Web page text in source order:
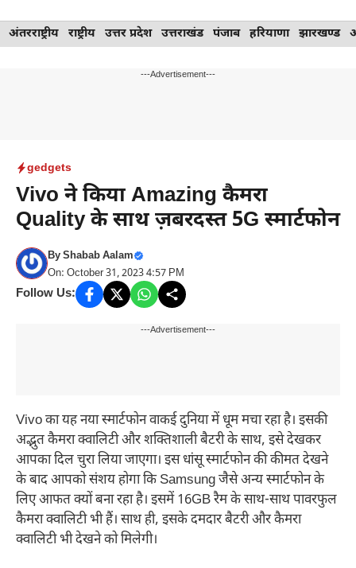
Skip
to
अंतरराष्ट्रीय राष्ट्रीय उत्तर प्रदेश उत्तराखंड पंजाब हरियाणा झारखण्ड
---Advertisement---
gedgets
Vivo ने किया Amazing कैमरा
Quality के साथ ज़बरदस्त 5G स्मार्टफोन
ByShabab Aalam
On: October 31, 2023 4:57 PM
Follow Us:
---Advertisement---
Vivo का यह नया स्मार्टफोन वाकई दुनिया में धूम मचा रहा है। इसकी
अद्भुत कैमरा क्वालिटी और शक्तिशाली बैटरी के साथ, इसे देखकर
आपका दिल चुरा लिया जाएगा। इस धांसू स्मार्टफोन की कीमत देखने
के बाद आपको संशय होगा कि Samsung जैसे अन्य स्मार्टफोन के
लिए आफत क्यों बना रहा है। इसमें 16GB रैम के साथ-साथ पावरफुल
कैमरा क्वालिटी भी हैं। साथ ही, इसके दमदार बैटरी और कैमरा
क्वालिटी भी देखने को मिलेगी।